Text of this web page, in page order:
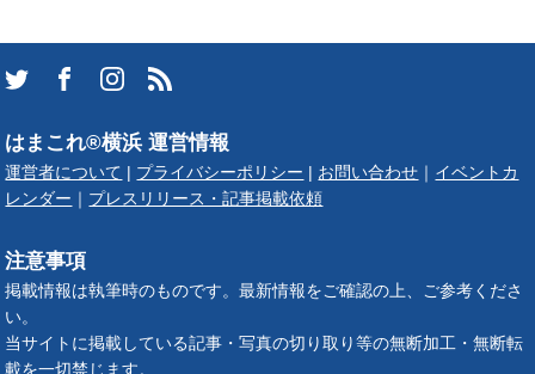
はまこれ®横浜 運営情報
運営者について プライバシーポリシー お問い合わせ
イベントカ
レンダー
プレスリリース・記事掲載依頼
注意事項
掲載情報は執筆時のものです。最新情報をご確認の上、ご参考くださ
い。
当サイトに掲載している記事・写真の切り取り等の無断加工・無断転
載を一切禁じます。